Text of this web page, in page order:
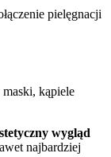
pielęgnacji
kąpiele
wygląd
najbardziej